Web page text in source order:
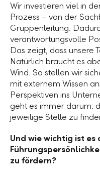
Wir investieren viel in
Prozess – von der
Gruppenleitung.
verantwortungsvolle
Das zeigt, dass unsere
Natürlich braucht es
Wind. So stellen wir
mit externem Wissen
Perspektiven ins
geht es immer darum:
jeweilige Stelle zu
Und wie wichtig ist
zu fördern?